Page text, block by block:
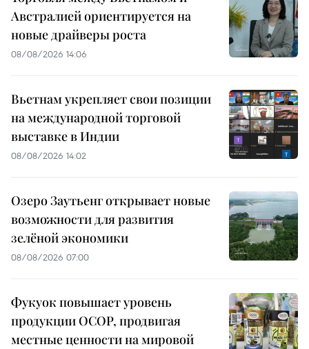
Австралией ориентируется на
новые драйверы роста
08/08/2026 14:06
Вьетнам укрепляет свои позиции
на международной торговой
выставке в Индии
08/08/2026 14:02
Озеро Заутьенг открывает новые
возможности для развития
зелёной экономики
08/08/2026 07:00
Фукуок повышает уровень
продукции OCOP, продвигая
местные ценности на мировой